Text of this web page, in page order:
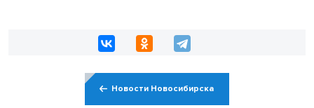
Новости Новосибирска